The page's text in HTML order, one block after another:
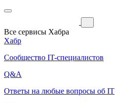
Все сервисы Хабра
Хабр
Сообщество IT-специалистов
Q&A
Ответы на любые вопросы об IT